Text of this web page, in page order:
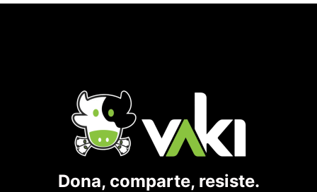
Dona, comparte, resiste.